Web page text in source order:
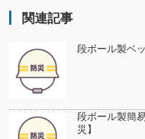
関連記事
段ボール製ベ
段ボール製簡
災】